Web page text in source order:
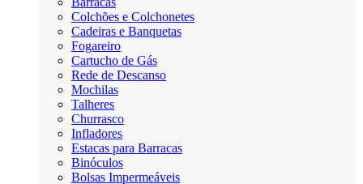
Colchões e Colchonetes
Cadeiras e Banquetas
Fogareiro
Cartucho de Gás
Rede de Descanso
Mochilas
Talheres
Churrasco
Infladores
Estacas para Barracas
Binóculos
Bolsas Impermeáveis